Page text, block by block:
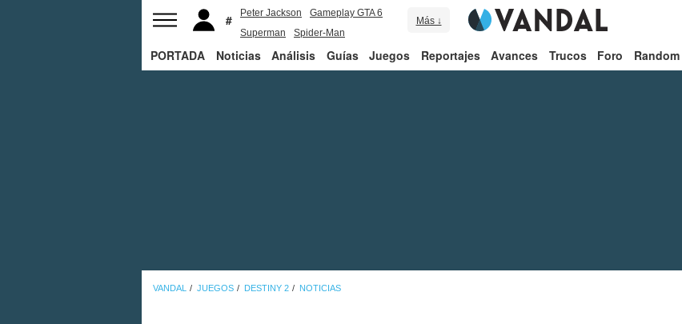
Peter Jackson
Gameplay GTA 6
Superman
Spider-Man
Más ↓
PORTADA Noticias Análisis Guías Juegos Reportajes Avances Trucos Foro Random
VANDAL JUEGOS DESTINY 2 NOTICIAS